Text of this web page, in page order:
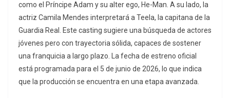
como el Príncipe Adam y su alter ego, He-Man. A su lado, la
actriz Camila Mendes interpretará a Teela, la capitana de la
Guardia Real. Este casting sugiere una búsqueda de actores
jóvenes pero con trayectoria sólida, capaces de sostener
una franquicia a largo plazo. La fecha de estreno oficial
está programada para el 5 de junio de 2026, lo que indica
que la producción se encuentra en una etapa avanzada.